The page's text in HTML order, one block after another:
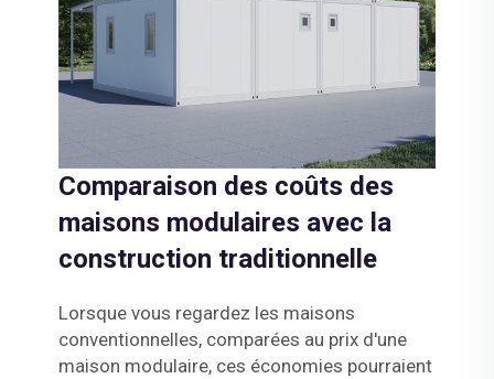
Comparaison des coûts des
maisons modulaires avec la
construction traditionnelle
Lorsque vous regardez les maisons
conventionnelles, comparées au prix d'une
maison modulaire, ces économies pourraient